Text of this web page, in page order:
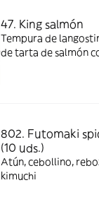
47. King salmón
Tempura de
de tarta de salmón
802. Futomaki
(10 uds.)
Atún, cebollino,
kimuchi